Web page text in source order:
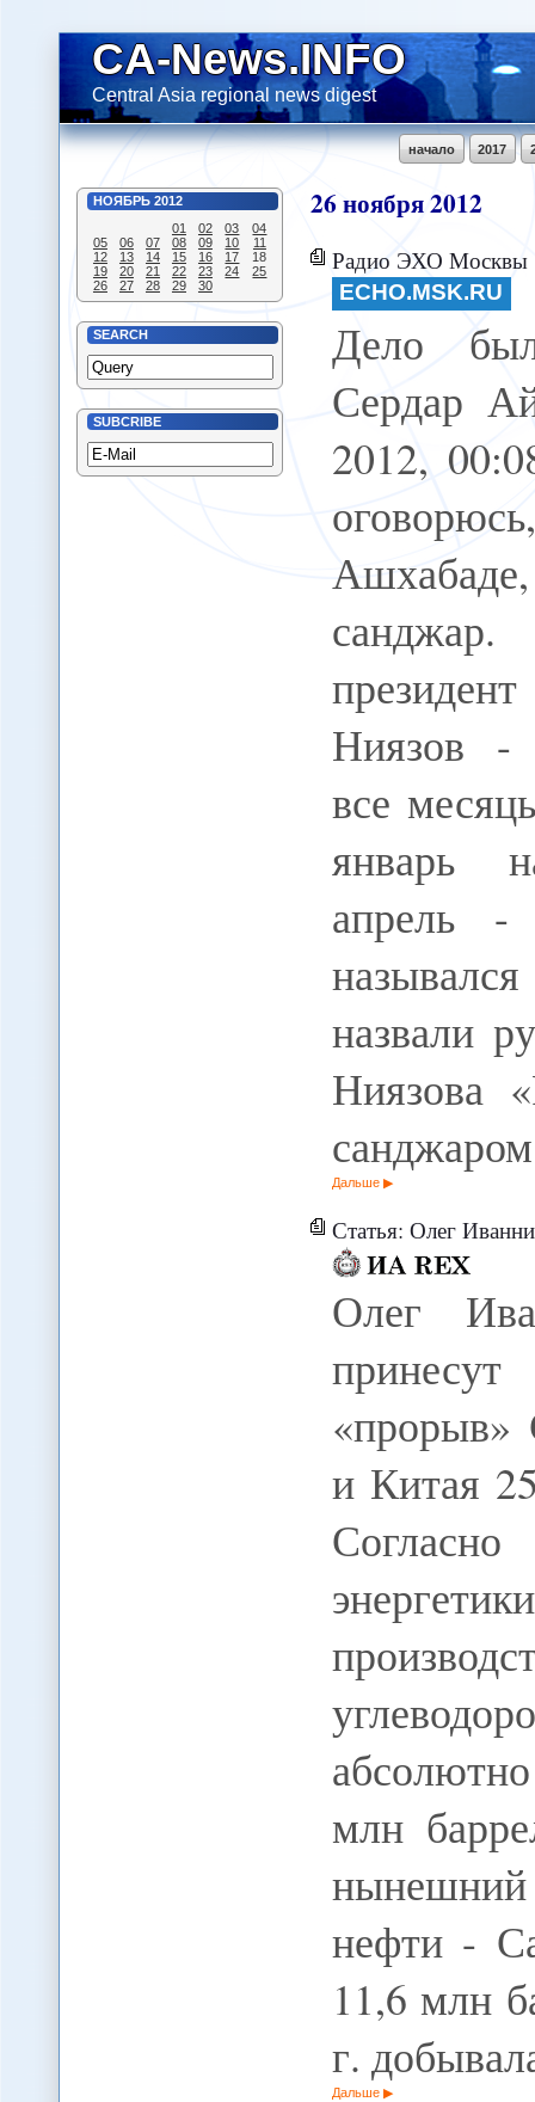
CA-News.INFO
Central Asia regional news digest
2017
начало
НОЯБРЬ 2012
01
02 03
04
05
06 07 08 09 10
11
12
13 14 15 16 17
18
19
20 21 22 23 24
25
26
27 28 29 30
SEARCH
SUBCRIBE
26ноября2012
Радио ЭХО Москвы
ECHO.MSK.RU
Дело
Сердар
2012,
Ниязов -
все
январь
апрель
назвали
Ниязова
Дальше
Статья: Олег Иванников:
Олег
и Китая
млн
нефти -
11,6 млн
г.
Дальше